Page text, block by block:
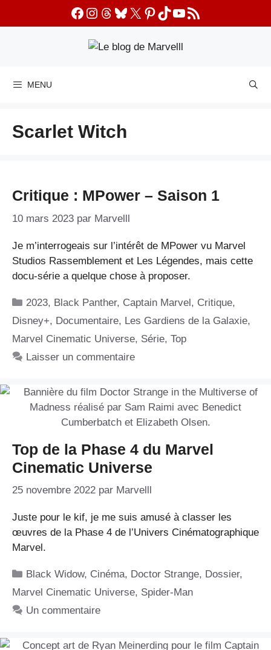
Facebook
Instagram
Threads
Bluesky
X Pinterest
TikTok
YouTube
Flux RSS
MENU
Scarlet Witch
Critique : MPower – Saison 1
10 mars 2023 par Marvelll
Je m’interrogeais sur l’intérêt de MPower vu Marvel
Studios Rassemblement et Les Légendes, mais cette
docu-série a quelque chose à proposer.
Catégories
2023, Black Panther, Captain Marvel, Critique,
Disney+, Documentaire, Les Gardiens de la Galaxie,
Marvel Cinematic Universe, Série, Top
Laisser un commentaire
Top de la Phase 4 du Marvel
Cinematic Universe
25 novembre 2022 par Marvelll
Juste pour le kif, je me suis amusé à classer les
œuvres de la Phase 4 de l’Univers Cinématographique
Marvel.
Catégories
Black Widow, Cinéma, Doctor Strange, Dossier,
Marvel Cinematic Universe, Spider-Man
Un commentaire